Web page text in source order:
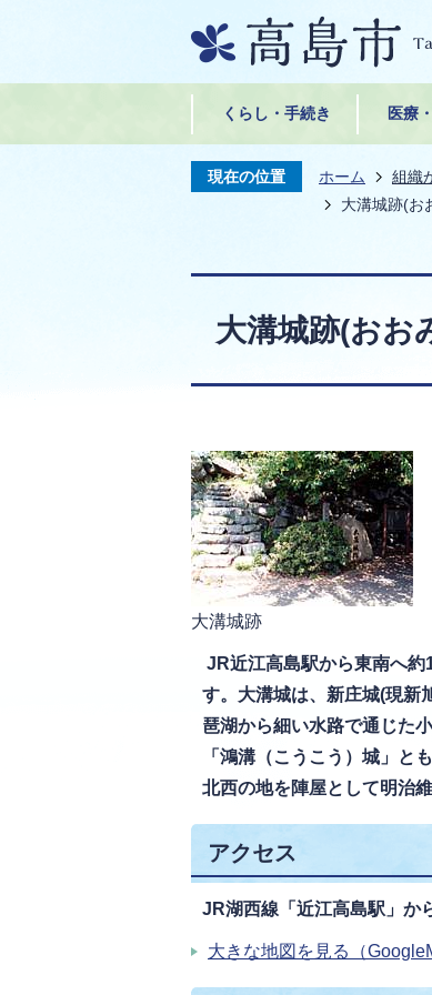
くらし・手続き 医療
現在の位置 ホーム 組織
大溝城跡(お
大溝城跡(おお
大溝城跡
JR近江高島駅から東南へ
す。大溝城は、新庄城(現新
琶湖から細い水路で通じた
「鴻溝（こうこう）城」と
北西の地を陣屋として明治
アクセス
JR湖西線「近江高島駅」か
大きな地図を見る（